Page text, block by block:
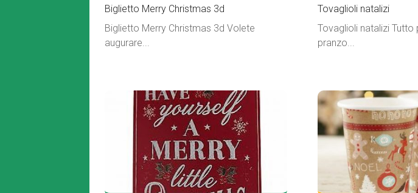
Biglietto Merry Christmas 3d
Biglietto Merry Christmas 3d Volete
augurare...
Tovaglioli natalizi
Tovaglioli natalizi Tutto
pranzo...